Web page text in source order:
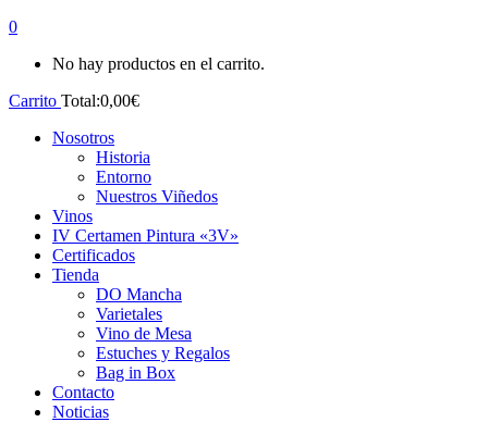
0
No hay productos en el carrito.
Carrito Total:0,00€
Nosotros
Historia
Entorno
Nuestros Viñedos
Vinos
IV Certamen Pintura «3V»
Certificados
Tienda
DO Mancha
Varietales
Vino de Mesa
Estuches y Regalos
Bag in Box
Contacto
Noticias